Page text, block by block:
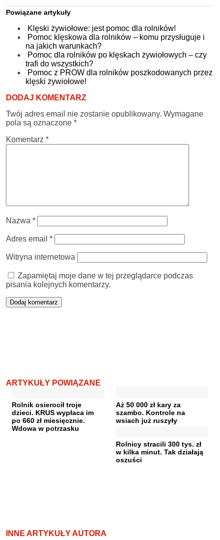
Powiązane artykuły
Klęski żywiołowe: jest pomoc dla rolników!
Pomoc klęskowa dla rolników – komu przysługuje i
na jakich warunkach?
Pomoc dla rolników po klęskach żywiołowych – czy
trafi do wszystkich?
Pomoc z PROW dla rolników poszkodowanych przez
klęski żywiołowe!
DODAJ KOMENTARZ
Twój adres email nie zostanie opublikowany. Wymagane
pola są oznaczone *
Komentarz *
Nazwa *
Adres email *
Witryna internetowa
Zapamiętaj moje dane w tej przeglądarce podczas
pisania kolejnych komentarzy.
ARTYKUŁY POWIĄZANE
Rolnik osierocił troje
dzieci. KRUS wypłaca im
po 660 zł miesięcznie.
Wdowa w potrzasku
Aż 50 000 zł kary za
szambo. Kontrole na
wsiach już ruszyły
Rolnicy stracili 300 tys. zł
w kilka minut. Tak działają
oszuści
INNE ARTYKUŁY AUTORA